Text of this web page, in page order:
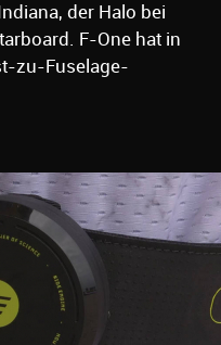
der Halo bei
F-One hat in
zu-Fuselage-